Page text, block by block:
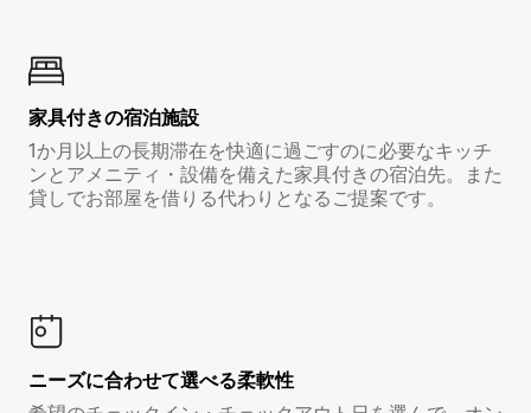
家具付き⁠の宿⁠泊⁠施⁠設
1か月以上の長期滞在を快適に過ごすのに必要なキッチ
ンとアメニティ・設備を備えた家具付きの宿泊先。また
貸しでお部屋を借りる代わりとなるご提案です。
ニーズに合わせて選べる柔軟性